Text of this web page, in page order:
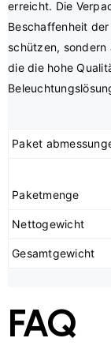
erreicht. Die
Beschaffenheit
schützen, sondern
die die hohe
Paket
Nettogewicht
Gesamtgewicht
FAQ